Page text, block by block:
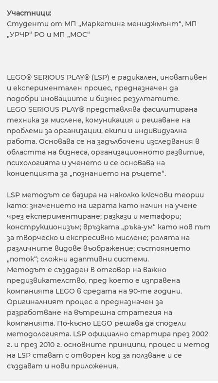
Участници:
Студенти от МП „Маркетинг мениджмънт“, МП
„УРЧР“ РО и МП „МОС“
LEGO® SERIOUS PLAY® (LSP) е радикален, иновативен
и експериментален процес, предназначен да
подобри иновациите и бизнес резултатите.
LEGO SERIOUS PLAY® представлява фасилитирана
техника за мислене, комуникация и решаване на
проблеми за организации, екипи и индивидуална
работа. Основава се на задълбочени изследвания в
областта на бизнеса, организационното развитие,
психологията и ученето и се основава на
концепцията за „познанието на ръцете“.
LSP методът се базира на няколко ключови теории
като: значението на играта като начин на учене
чрез експериментиране; разкази и метафори;
конструкционизъм; връзката „ръка-ум“ като нов път
за творческо и експресивно мислене; ролята на
различните видове въображение; състоянието
„поток“; сложни адаптивни системи.
Методът е създаден в отговор на важно
предизвикателство, пред което е изправена
компанията LEGO в средата на 90-те години.
Оригиналният процес е предназначен за
разработване на вътрешна стратегия на
компанията. По-късно LEGO решава да сподели
методологията. LSP официално стартира през 2002
г. и през 2010 г. основните принципи, процес и метод
на LSP стават с отворен код за ползване и се
създават и нови приложения.